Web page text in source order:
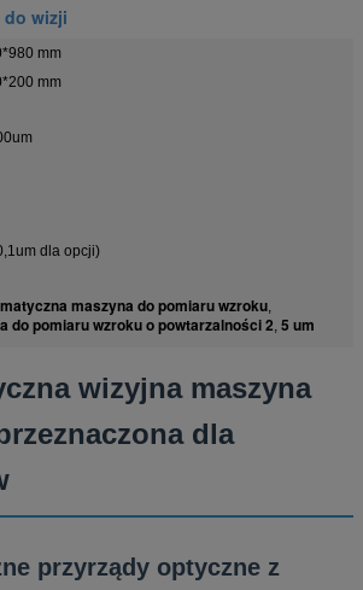
do wizji
mm
mm
dla opcji)
maszyna do pomiaru wzroku,
do pomiaru wzroku o powtarzalności 2, 5 um
wizyjna maszyna
dla
przyrządy optyczne z